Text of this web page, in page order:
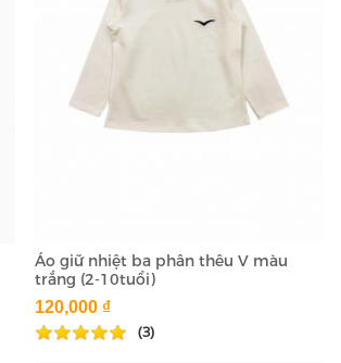
Áo giữ nhiệt ba phân thêu V màu
trắng (2-10tuổi)
120,000 ₫
(3)